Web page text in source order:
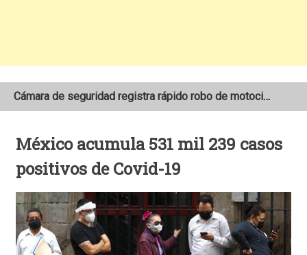
Cámara de seguridad registra rápido robo de motocicleta en el barrio Santo Domingo de Estelí
Adolescente fallece tras ser arrollado por un taxi frente a la COTRAN Norte en Estelí
México acumula 531 mil 239 casos
positivos de Covid-19